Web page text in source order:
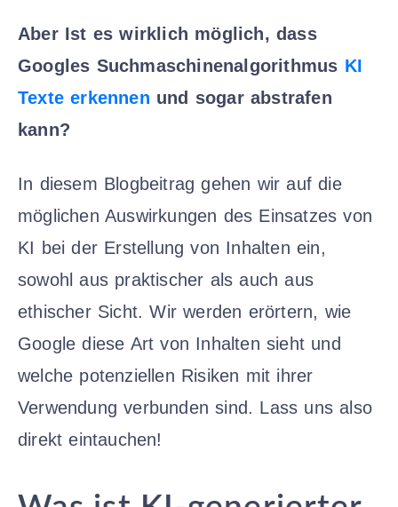
Aber Ist es wirklich möglich, dass
Googles Suchmaschinenalgorithmus KI
Texte erkennen und sogar abstrafen
kann?
In diesem Blogbeitrag gehen wir auf die
möglichen Auswirkungen des Einsatzes von
KI bei der Erstellung von Inhalten ein,
sowohl aus praktischer als auch aus
ethischer Sicht. Wir werden erörtern, wie
Google diese Art von Inhalten sieht und
welche potenziellen Risiken mit ihrer
Verwendung verbunden sind. Lass uns also
direkt eintauchen!